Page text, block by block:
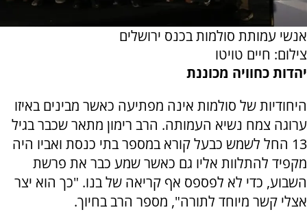
אנשי עמותת סולמות בכנס ירושלים
צילום: חיים טויטו
יהדות כחוויה מכוננת
היחודיות של סולמות אינה מפתיעה כאשר מבינים באיזו
ערוגה צמח נשיא העמותה. הרב רימון מתאר שכבר בגיל
13 החל לשמש כבעל קורא במספר בתי כנסת ואביו היה
מקפיד להתלוות אליו גם כאשר שמע כבר את פרשת
השבוע, כדי לא לפספס אף קריאה של בנו. "כך הוא יצר
אצלי קשר מיוחד לתורה", מספר הרב בחיוך.